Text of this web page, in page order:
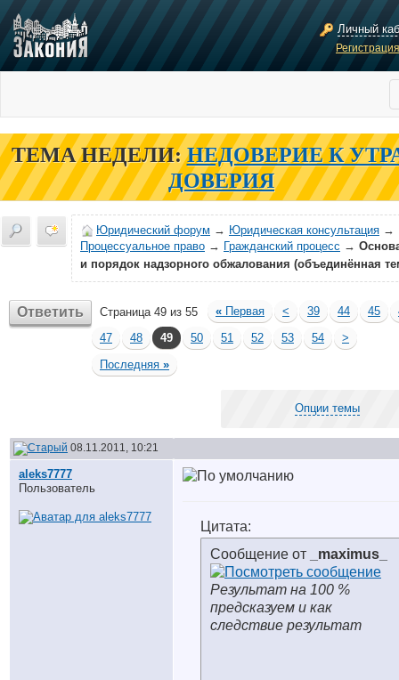
Личный
ТЕМА НЕДЕЛИ: НЕДОВЕРИЕ К
ДОВЕРИЯ
Юридический форум → Юридическая консультация →
Процессуальное право → Гражданский процесс →
и порядок надзорного обжалования (объединённая
Ответить Страница 49 из 55 « Первая < 39 44 45
47
48 49 50 51 52 53 54
>
Последняя »
Опции темы
08.11.2011, 10:21
aleks7777
Пользователь
Цитата:
Сообщение от
_maximus_
Результат на 100 %
предсказуем и как
следствие результат